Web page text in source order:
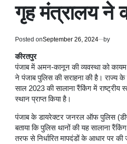
गृह मंत्रालय ने
Posted onSeptember 26, 2024 by
कीरतपुर
पंजाब में अमन-कानून की व्यवस्था को
ने पंजाब पुलिस की सराहना की है। राज्य
साल 2023 की सालाना रैंकिंग में राष्ट्रीय
स्थान प्राप्त किया है।
पंजाब के डायरेक्टर जनरल ऑफ पुलिस
बताया कि पुलिस थानों की यह सालाना
तरफ से निर्धारित मापदंडों के आधार पर की